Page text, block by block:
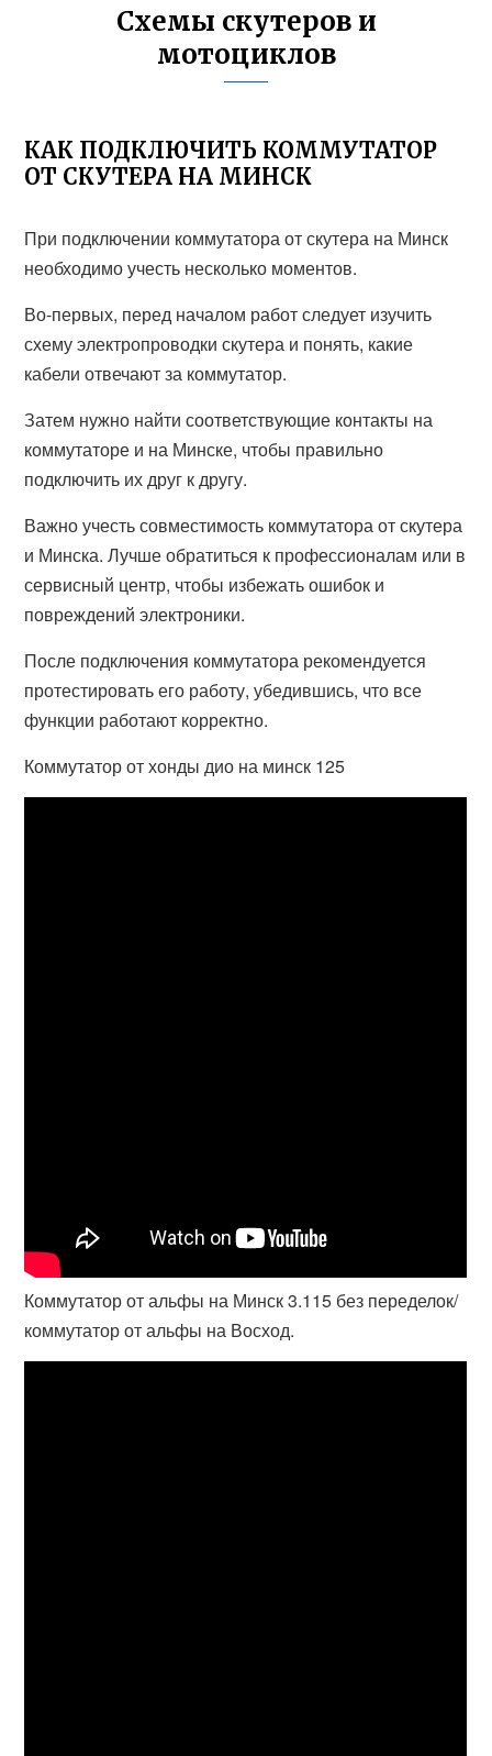
Схемы скутеров и
мотоциклов
КАК ПОДКЛЮЧИТЬ КОММУТАТОР
ОТ СКУТЕРА НА МИНСК
При подключении коммутатора от скутера на Минск
необходимо учесть несколько моментов.
Во-первых, перед началом работ следует изучить
схему электропроводки скутера и понять, какие
кабели отвечают за коммутатор.
Затем нужно найти соответствующие контакты на
коммутаторе и на Минске, чтобы правильно
подключить их друг к другу.
Важно учесть совместимость коммутатора от скутера
и Минска. Лучше обратиться к профессионалам или в
сервисный центр, чтобы избежать ошибок и
повреждений электроники.
После подключения коммутатора рекомендуется
протестировать его работу, убедившись, что все
функции работают корректно.
Коммутатор от хонды дио на минск 125
Коммутатор от альфы на Минск 3.115 без переделок/
коммутатор от альфы на Восход.